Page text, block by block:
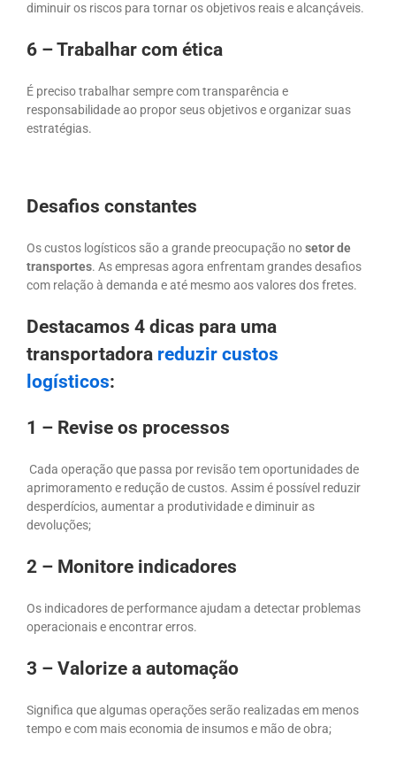
diminuir os riscos para tornar os objetivos reais e alcançáveis.
6 – Trabalhar com ética
É preciso trabalhar sempre com transparência e
responsabilidade ao propor seus objetivos e organizar suas
estratégias.
Desafios constantes
Os custos logísticos são a grande preocupação nosetor de
transportes. As empresas agora enfrentam grandes desafios
com relação à demanda e até mesmo aos valores dos fretes.
Destacamos 4 dicas para uma
transportadora reduzir custos
logísticos:
1 – Revise os processos
Cada operação que passa por revisão tem oportunidades de
aprimoramento e redução de custos. Assim é possível reduzir
desperdícios, aumentar a produtividade e diminuir as
devoluções;
2 – Monitore indicadores
Os indicadores de performance ajudam a detectar problemas
operacionais e encontrar erros.
3 – Valorize a automação
Significa que algumas operações serão realizadas em menos
tempo e com mais economia de insumos e mão de obra;